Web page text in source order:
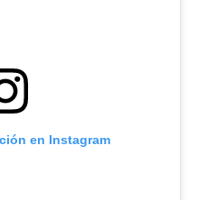
en Instagram